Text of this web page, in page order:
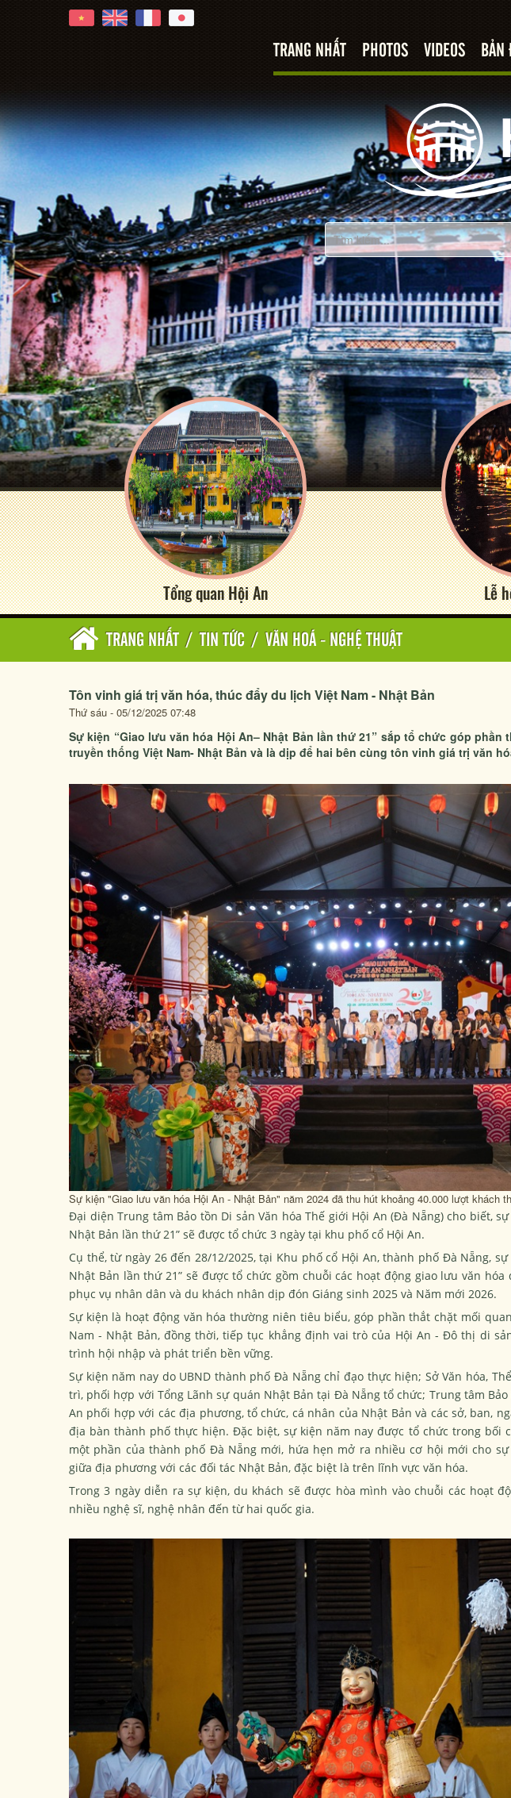
TRANG NHẤT PHOTOS VIDEOS BẢN
Tổng quan Hội An Lễ
TRANG NHẤT / TIN TỨC / VĂN HOÁ - NGHỆ THUẬT
Tôn vinh giá trị văn hóa, thúc đẩy du lịch Việt Nam - Nhật Bản
Thứ sáu - 05/12/2025 07:48
Sự kiện “Giao lưu văn hóa Hội An– Nhật Bản lần thứ 21” sắp tổ chức góp
truyền thống Việt Nam- Nhật Bản và là dịp để hai bên cùng tôn vinh giá trị văn
Sự kiện "Giao lưu văn hóa Hội An - Nhật Bản" năm 2024 đã thu hút khoảng 40.000 lượt khách
Đại diện Trung tâm Bảo tồn Di sản Văn hóa Thế giới Hội An (Đà Nẵng) cho biết,
Nhật Bản lần thứ 21” sẽ được tổ chức 3 ngày tại khu phố cổ Hội An.
Cụ thể, từ ngày 26 đến 28/12/2025, tại Khu phố cổ Hội An, thành phố Đà Nẵng,
Nhật Bản lần thứ 21” sẽ được tổ chức gồm chuỗi các hoạt động giao lưu văn hóa
phục vụ nhân dân và du khách nhân dịp đón Giáng sinh 2025 và Năm mới 2026.
Sự kiện là hoạt động văn hóa thường niên tiêu biểu, góp phần thắt chặt mối
Nam - Nhật Bản, đồng thời, tiếp tục khẳng định vai trò của Hội An - Đô thị di
trình hội nhập và phát triển bền vững.
Sự kiện năm nay do UBND thành phố Đà Nẵng chỉ đạo thực hiện; Sở Văn hóa,
trì, phối hợp với Tổng Lãnh sự quán Nhật Bản tại Đà Nẵng tổ chức; Trung tâm
An phối hợp với các địa phương, tổ chức, cá nhân của Nhật Bản và các sở, ban,
địa bàn thành phố thực hiện. Đặc biệt, sự kiện năm nay được tổ chức trong bối
một phần của thành phố Đà Nẵng mới, hứa hẹn mở ra nhiều cơ hội mới cho
giữa địa phương với các đối tác Nhật Bản, đặc biệt là trên lĩnh vực văn hóa.
Trong 3 ngày diễn ra sự kiện, du khách sẽ được hòa mình vào chuỗi các hoạt
nhiều nghệ sĩ, nghệ nhân đến từ hai quốc gia.